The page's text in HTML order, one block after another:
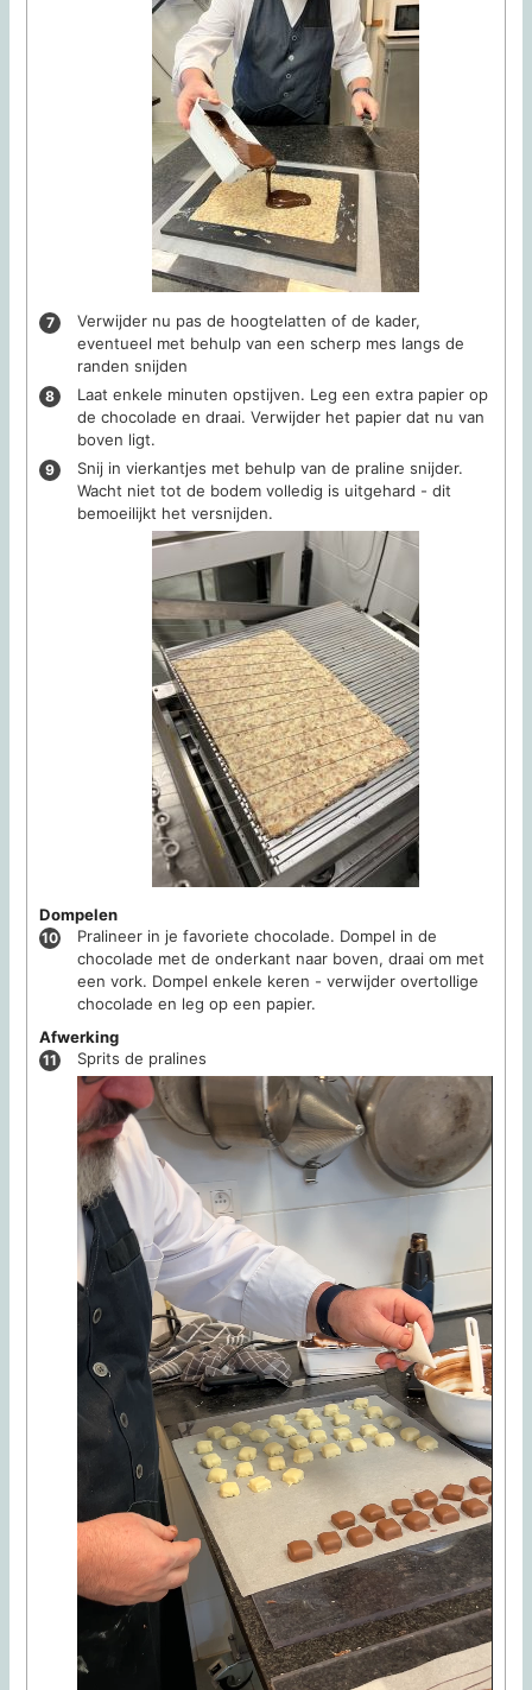
Verwijder nu pas de hoogtelatten of de kader,
eventueel met behulp van een scherp mes langs de
randen snijden
Laat enkele minuten opstijven. Leg een extra papier op
de chocolade en draai. Verwijder het papier dat nu van
boven ligt.
Snij in vierkantjes met behulp van de praline snijder.
Wacht niet tot de bodem volledig is uitgehard - dit
bemoeilijkt het versnijden.
Dompelen
Pralineer in je favoriete chocolade. Dompel in de
chocolade met de onderkant naar boven, draai om met
een vork. Dompel enkele keren - verwijder overtollige
chocolade en leg op een papier.
Afwerking
Sprits de pralines
Video-
Player